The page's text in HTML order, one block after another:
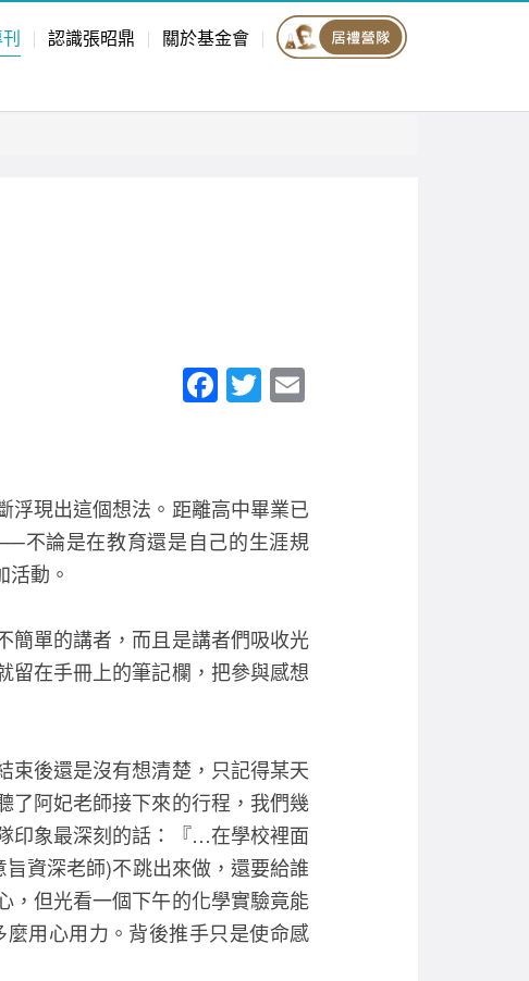
認識張昭鼎 關於基金會
F
e
b
o
k
T
er
浮現出這個想法。距離高中畢業已
不論是在教育還是自己的生涯規
動。
簡單的講者，而且是講者們吸收光
留在手冊上的筆記欄，把參與感想
束後還是沒有想清楚，只記得某天
了阿妃老師接下來的行程，我們幾
印象最深刻的話：『…在學校裡面
資深老師)不跳出來做，還要給誰
，但光看一個下午的化學實驗竟能
用心用力。背後推手只是使命感